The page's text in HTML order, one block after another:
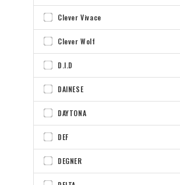
Clever Vivace
Clever Wolf
D.I.D
DAINESE
DAYTONA
DEF
DEGNER